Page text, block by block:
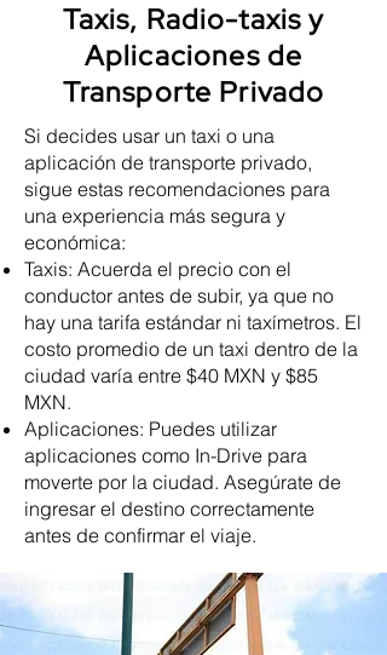
Taxis, Radio-taxis y
Aplicaciones de
Transporte Privado
Si decides usar un taxi o una
aplicación de transporte privado,
sigue estas recomendaciones para
una experiencia más segura y
económica:
Taxis: Acuerda el precio con el
conductor antes de subir, ya que no
hay una tarifa estándar ni taxímetros. El
costo promedio de un taxi dentro de la
ciudad varía entre $40 MXN y $85
MXN.
Aplicaciones: Puedes utilizar
aplicaciones como In-Drive para
moverte por la ciudad. Asegúrate de
ingresar el destino correctamente
antes de confirmar el viaje.